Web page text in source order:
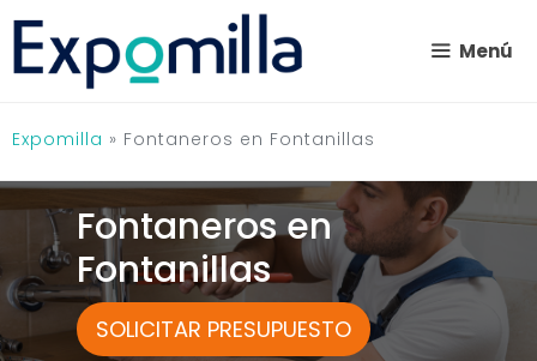
Saltar
contenido
Menú
Expomilla » Fontaneros en Fontanillas
Fontaneros en
Fontanillas
SOLICITAR PRESUPUESTO